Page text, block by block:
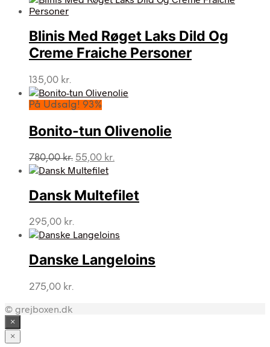
Blinis Med Røget Laks Dild Og
Creme Fraiche Personer
135,00 kr.
På Udsalg! 93%
Bonito-tun Olivenolie
780,00kr. Den
oprindelige
var:
780,00 kr..
55,00 kr.
er:
55,00 kr..
Dansk Multefilet
295,00 kr.
Danske Langeloins
275,00 kr.
© grejboxen.dk
×
×